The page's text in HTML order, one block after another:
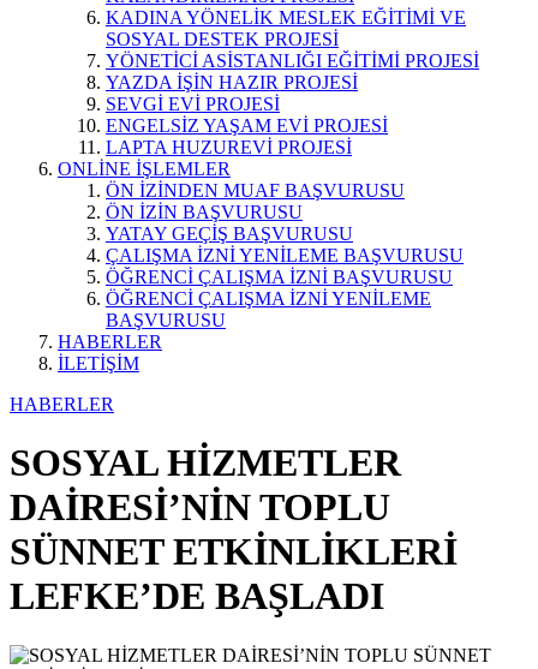
KADINA YÖNELİK MESLEK EĞİTİMİ VE
SOSYAL DESTEK PROJESİ
YÖNETİCİ ASİSTANLIĞI EĞİTİMİ PROJESİ
YAZDA İŞİN HAZIR PROJESİ
SEVGİ EVİ PROJESİ
ENGELSİZ YAŞAM EVİ PROJESİ
LAPTA HUZUREVİ PROJESİ
ONLİNE İŞLEMLER
ÖN İZİNDEN MUAF BAŞVURUSU
ÖN İZİN BAŞVURUSU
YATAY GEÇİŞ BAŞVURUSU
ÇALIŞMA İZNİ YENİLEME BAŞVURUSU
ÖĞRENCİ ÇALIŞMA İZNİ BAŞVURUSU
ÖĞRENCİ ÇALIŞMA İZNİ YENİLEME
BAŞVURUSU
HABERLER
İLETİŞİM
HABERLER
SOSYAL HİZMETLER
DAİRESİ’NİN TOPLU
SÜNNET ETKİNLİKLERİ
LEFKE’DE BAŞLADI